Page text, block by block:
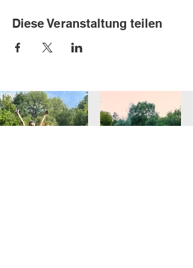
Diese Veranstaltung teilen